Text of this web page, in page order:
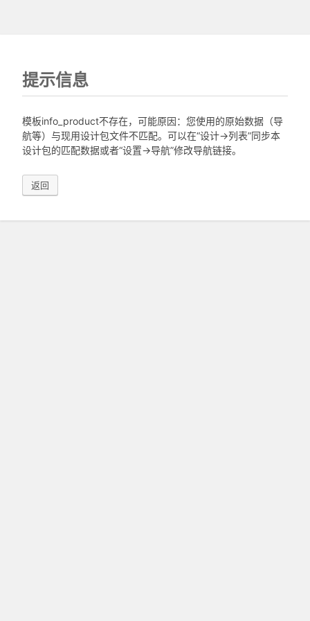
提示信息
模板info_product不存在，可能原因：您使用的原始数据（导
航等）与现用设计包文件不匹配。可以在“设计->列表”同步本
设计包的匹配数据或者“设置->导航”修改导航链接。
返回